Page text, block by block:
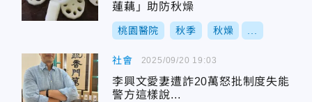
蓮藕」助防秋燥
桃園醫院 秋季 秋燥
社會
李興文愛妻遭詐20萬怒批制度失能
警方這樣說...
2025/09/20 19:03